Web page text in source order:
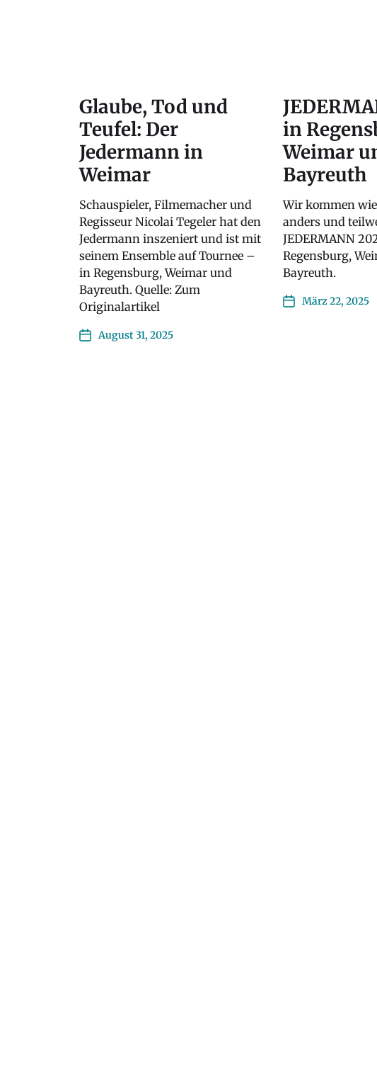
Glaube, Tod und
Teufel: Der
Jedermann in
Weimar
Schauspieler, Filmemacher und
Regisseur Nicolai Tegeler hat den
Jedermann inszeniert und ist mit
seinem Ensemble auf Tournee –
in Regensburg, Weimar und
Bayreuth. Quelle: Zum
Originalartikel
August 31, 2025
in
Weimar
Bayreuth
Wir kommen
anders und
JEDERMANN
Regensburg,
Bayreuth.
März 22, 2025